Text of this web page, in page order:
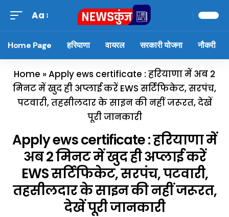
Aa
Home Page हरियाणा वायरल सरकारी योजना नौकरी
Home »Apply ews certificate : हरियाणा में अब 2
मिनट में खुद ही अप्लाई करें EWS सर्टिफिकेट, सरपंच,
पटवारी, तहसीलदार के साइन की नहीं जरूरत, देखें
पूरी जानकारी
Apply ews certificate : हरियाणा में
अब 2 मिनट में खुद ही अप्लाई करें
EWS सर्टिफिकेट, सरपंच, पटवारी,
तहसीलदार के साइन की नहीं जरूरत,
देखें पूरी जानकारी